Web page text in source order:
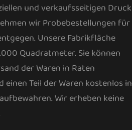
und verkaufsseitigen Druck
wir Probebestellungen für
Unsere Fabrikfläche
Quadratmeter. Sie können
der Waren in Raten
einen Teil der Waren kostenlos in
Wir erheben keine